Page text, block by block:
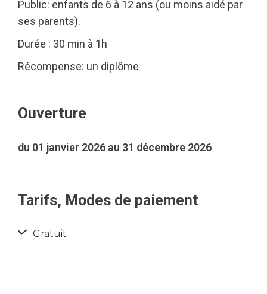
Public: enfants de 6 à 12 ans (ou moins aidé par
ses parents).
Durée : 30 min à 1h
Récompense: un diplôme
Ouverture
du 01 janvier 2026 au 31 décembre 2026
Tarifs, Modes de paiement
Gratuit